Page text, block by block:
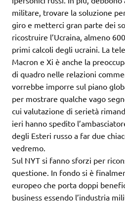
militare, trovare la soluzione
giro e metterci gran parte dei
ricostruire l’Ucraina, almeno
primi calcoli degli ucraini. La
Macron e Xi è anche la
di quadro nelle relazioni
vorrebbe imporre sul piano
per mostrare qualche vago
cui valutazione di serietà
ieri hanno spedito
degli Esteri russo a far due
vedremo.
Sul NYT si fanno sforzi per
questione. In fondo si è
europeo che porta doppi
business essendo l’industria